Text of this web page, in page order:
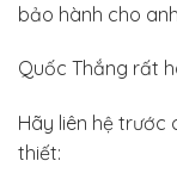
bảo hành cho
Quốc Thắng rất
Hãy liên hệ trước
thiết: